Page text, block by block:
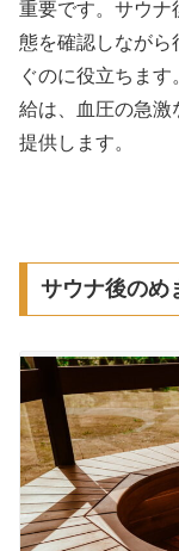
重要です。サウナ
態を確認しながら
ぐのに役立ちま
給は、血圧の急激
提供します。
サウナ後のめ